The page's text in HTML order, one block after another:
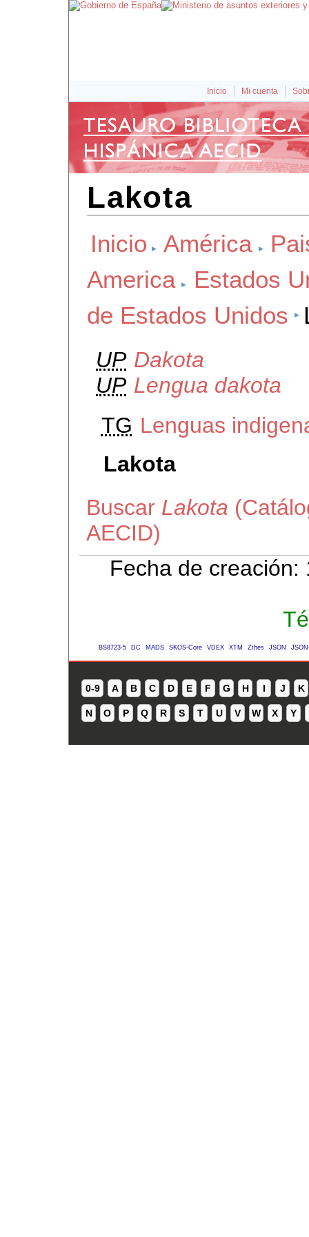
Inicio Mi cuenta
Lakota
Inicio América
America
Estados
de Estados Unidos
UP Dakota
UP Lengua dakota
TG Lenguas
Lakota
Buscar Lakota
AECID)
Fecha de creación:
BS8723-5 DC MADS SKOS-Core VDEX XTM Zthes JSON
0-9 A B C D E F G H I J K
N O P Q R S T U V W X Y